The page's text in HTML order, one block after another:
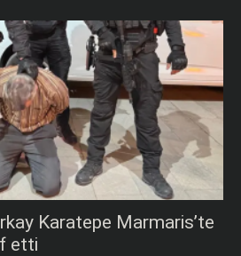
Karatepe Marmaris’te
etti